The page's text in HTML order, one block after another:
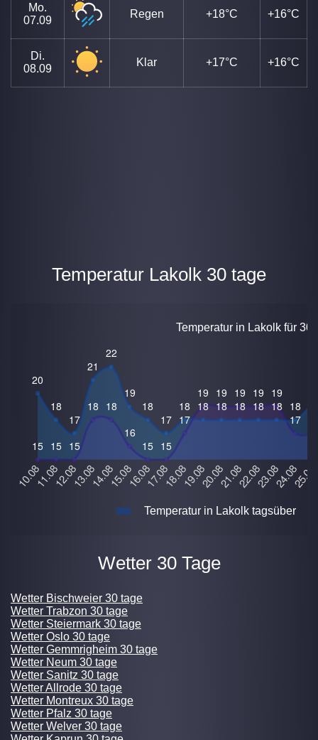
Mo.
07.09
Regen +18°C +16°C
Di.
08.09
Klar +17°C +16°C
Temperatur Lakolk 30 tage
Temperatur in Lakolk für 30
Temperatur in Lakolk tagsüber
Wetter 30 Tage
Wetter Bischweier 30 tage
Wetter Trabzon 30 tage
Wetter Steiermark 30 tage
Wetter Oslo 30 tage
Wetter Gemmrigheim 30 tage
Wetter Neum 30 tage
Wetter Sanitz 30 tage
Wetter Allrode 30 tage
Wetter Montreux 30 tage
Wetter Pfalz 30 tage
Wetter Welver 30 tage